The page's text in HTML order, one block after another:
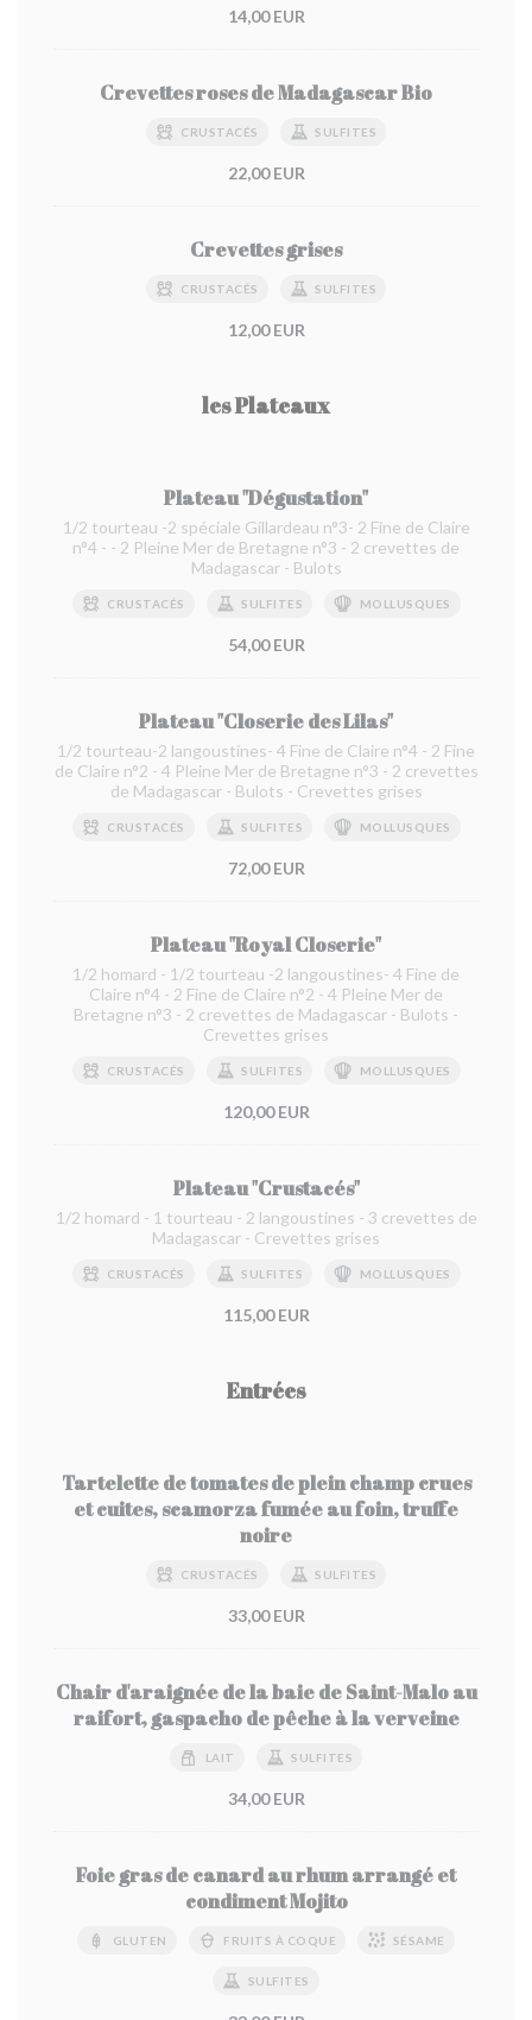
14,00 EUR
Crevettes roses de Madagascar Bio
CRUSTACÉS SULFITES
22,00 EUR
Crevettes grises
CRUSTACÉS SULFITES
12,00 EUR
les Plateaux
Plateau "Dégustation"
1/2 tourteau -2 spéciale Gillardeau n°3- 2 Fine de Claire
n°4 - - 2 Pleine Mer de Bretagne n°3 - 2 crevettes de
Madagascar - Bulots
CRUSTACÉS SULFITES MOLLUSQUES
54,00 EUR
Plateau "Closerie des Lilas"
1/2 tourteau-2 langoustines- 4 Fine de Claire n°4 - 2 Fine
de Claire n°2 - 4 Pleine Mer de Bretagne n°3 - 2 crevettes
de Madagascar - Bulots - Crevettes grises
CRUSTACÉS SULFITES MOLLUSQUES
72,00 EUR
Plateau "Royal Closerie"
1/2 homard - 1/2 tourteau -2 langoustines- 4 Fine de
Claire n°4 - 2 Fine de Claire n°2 - 4 Pleine Mer de
Bretagne n°3 - 2 crevettes de Madagascar - Bulots -
Crevettes grises
CRUSTACÉS SULFITES MOLLUSQUES
120,00 EUR
Plateau "Crustacés"
1/2 homard - 1 tourteau - 2 langoustines - 3 crevettes de
Madagascar - Crevettes grises
CRUSTACÉS SULFITES MOLLUSQUES
115,00 EUR
Entrées
Tartelette de tomates de plein champ crues
et cuites, scamorza fumée au foin, truffe
noire
CRUSTACÉS SULFITES
33,00 EUR
Chair d'araignée de la baie de Saint-Malo au
raifort, gaspacho de pêche à la verveine
LAIT SULFITES
34,00 EUR
Foie gras de canard au rhum arrangé et
condiment Mojito
GLUTEN FRUITS À COQUE SÉSAME
SULFITES